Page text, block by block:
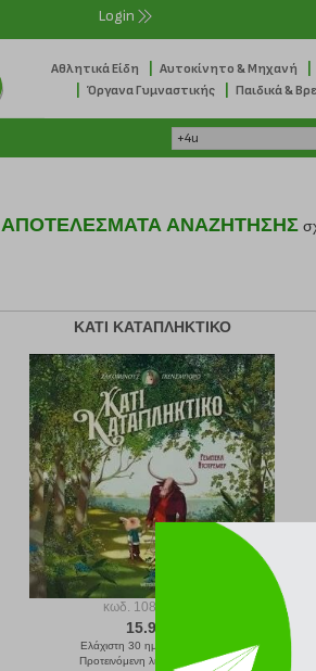
Login
Αθλητικά Είδη Αυτοκίνητο & Μηχανή
Όργανα Γυμναστικής Παιδικά &
ΑΠΟΤΕΛΕΣΜΑΤΑ ΑΝΑΖΗΤΗΣΗΣ
ΚΑΤΙ ΚΑΤΑΠΛΗΚΤΙΚΟ
κωδ. 108203918
15.93 €
Ελάχιστη 30 ημερών 17.70 €
Προτεινόμενη λιανική 17.70 €